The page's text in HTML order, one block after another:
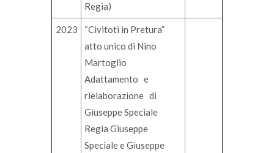
Regia)
2023
“Civitoti in Pretura”
atto unico di Nino
Martoglio
Adattamento e
rielaborazione di
Giuseppe Speciale
Regia Giuseppe
Speciale e Giuseppe